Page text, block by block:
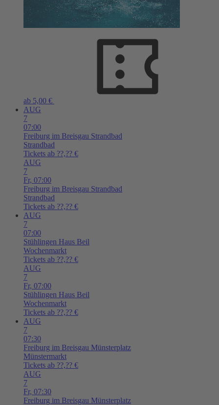
ab 5,00 €
AUG
7
07:00
Freiburg im Breisgau Strandbad
Strandbad
Tickets ab ??,?? €
AUG
7
Fr, 07:00
Freiburg im Breisgau Strandbad
Strandbad
Tickets ab ??,?? €
AUG
7
07:00
Stühlingen Haus Beil
Wochenmarkt
Tickets ab ??,?? €
AUG
7
Fr, 07:00
Stühlingen Haus Beil
Wochenmarkt
Tickets ab ??,?? €
AUG
7
07:30
Freiburg im Breisgau Münsterplatz
Münstermarkt
Tickets ab ??,?? €
AUG
7
Fr, 07:30
Freiburg im Breisgau Münsterplatz